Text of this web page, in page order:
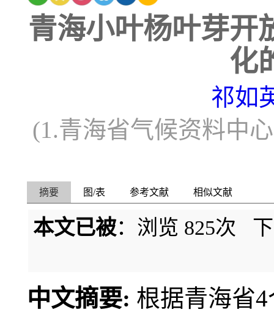
青海小叶杨叶芽开
化
祁如
(1.青海省气候资料中
摘要 图/表 参考文献 相似文献
本文已被：浏览 825次
中文摘要: 根据青海省